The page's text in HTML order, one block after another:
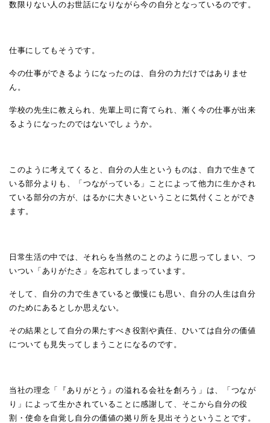
数限りない人のお世話になりながら今の自分となっているのです。
仕事にしてもそうです。
今の仕事ができるようになったのは、自分の力だけではありませ
ん。
学校の先生に教えられ、先輩上司に育てられ、漸く今の仕事が出来
るようになったのではないでしょうか。
このように考えてくると、自分の人生というものは、自力で生きて
いる部分よりも、「つながっている」ことによって他力に生かされ
ている部分の方が、はるかに大きいということに気付くことができ
ます。
日常生活の中では、それらを当然のことのように思ってしまい、つ
いつい「ありがたさ」を忘れてしまっています。
そして、自分の力で生きていると傲慢にも思い、自分の人生は自分
のためにあるとしか思えない。
その結果として自分の果たすべき役割や責任、ひいては自分の価値
についても見失ってしまうことになるのです。
当社の理念「『ありがとう』の溢れる会社を創ろう」は、「つなが
り」によって生かされていることに感謝して、そこから自分の役
割・使命を自覚し自分の価値の拠り所を見出そうということです。